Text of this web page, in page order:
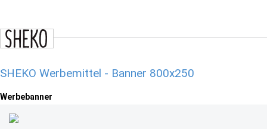
SHEKO Werbemittel - Banner 800x250
Werbebanner